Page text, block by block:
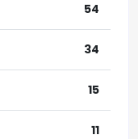
54
34
15
11